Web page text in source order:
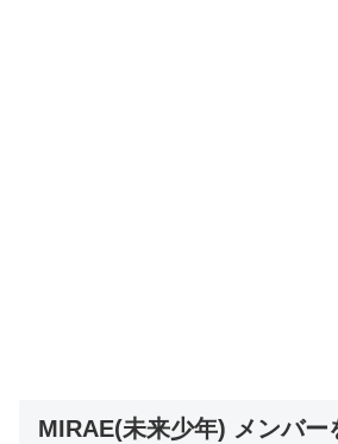
MIRAE(未来少年) メンバー